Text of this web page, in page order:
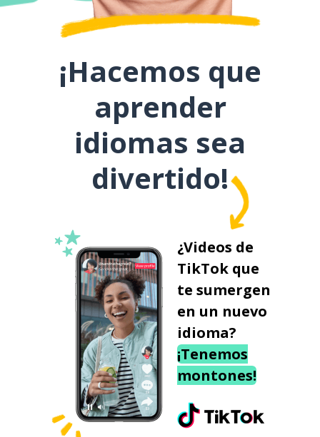
¡Hacemos que
aprender
idiomas sea
divertido!
¿Videos de
TikTok que
te sumergen
en un nuevo
idioma?
¡Tenemos
montones!